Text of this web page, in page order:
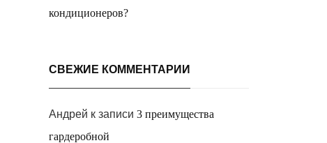
кондиционеров?
СВЕЖИЕ КОММЕНТАРИИ
Андрей к записи 3 преимущества
гардеробной